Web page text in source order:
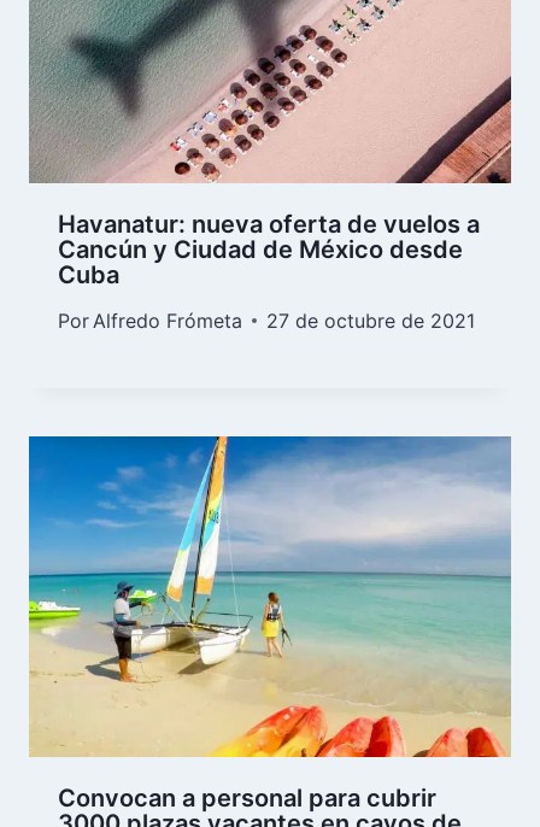
Havanatur: nueva oferta de vuelos a
Cancún y Ciudad de México desde
Cuba
Por Alfredo Frómeta 27 de octubre de 2021
Convocan a personal para cubrir